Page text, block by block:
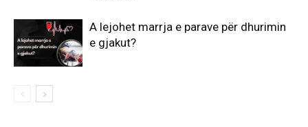
A lejohet marrja e parave për dhurimin
e gjakut?